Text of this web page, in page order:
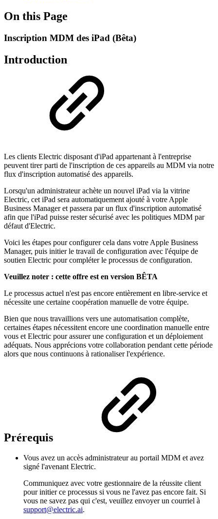
On this Page
Inscription MDM des iPad (Bêta)
Introduction
Les clients Electric disposant d'iPad appartenant à l'entreprise
peuvent tirer parti de l'inscription de ces appareils au MDM via notre
flux d'inscription automatisé des appareils.
Lorsqu'un administrateur achète un nouvel iPad via la vitrine
Electric, cet iPad sera automatiquement ajouté à votre Apple
Business Manager et passera par un flux d'inscription automatisé
afin que l'iPad puisse rester sécurisé avec les politiques MDM par
défaut d'Electric.
Voici les étapes pour configurer cela dans votre Apple Business
Manager, puis initier le travail de configuration avec l'équipe de
soutien Electric pour compléter le processus de configuration.
Veuillez noter : cette offre est en version BÊTA
Le processus actuel n'est pas encore entièrement en libre-service et
nécessite une certaine coopération manuelle de votre équipe.
Bien que nous travaillions vers une automatisation complète,
certaines étapes nécessitent encore une coordination manuelle entre
vous et Electric pour assurer une configuration et un déploiement
adéquats. Nous apprécions votre collaboration pendant cette période
alors que nous continuons à rationaliser l'expérience.
Prérequis
Vous avez un accès administrateur au portail MDM et avez
signé l'avenant Electric.
Communiquez avec votre gestionnaire de la réussite client
pour initier ce processus si vous ne l'avez pas encore fait. Si
vous ne savez pas qui c'est, veuillez envoyer un courriel à
support@electric.ai.